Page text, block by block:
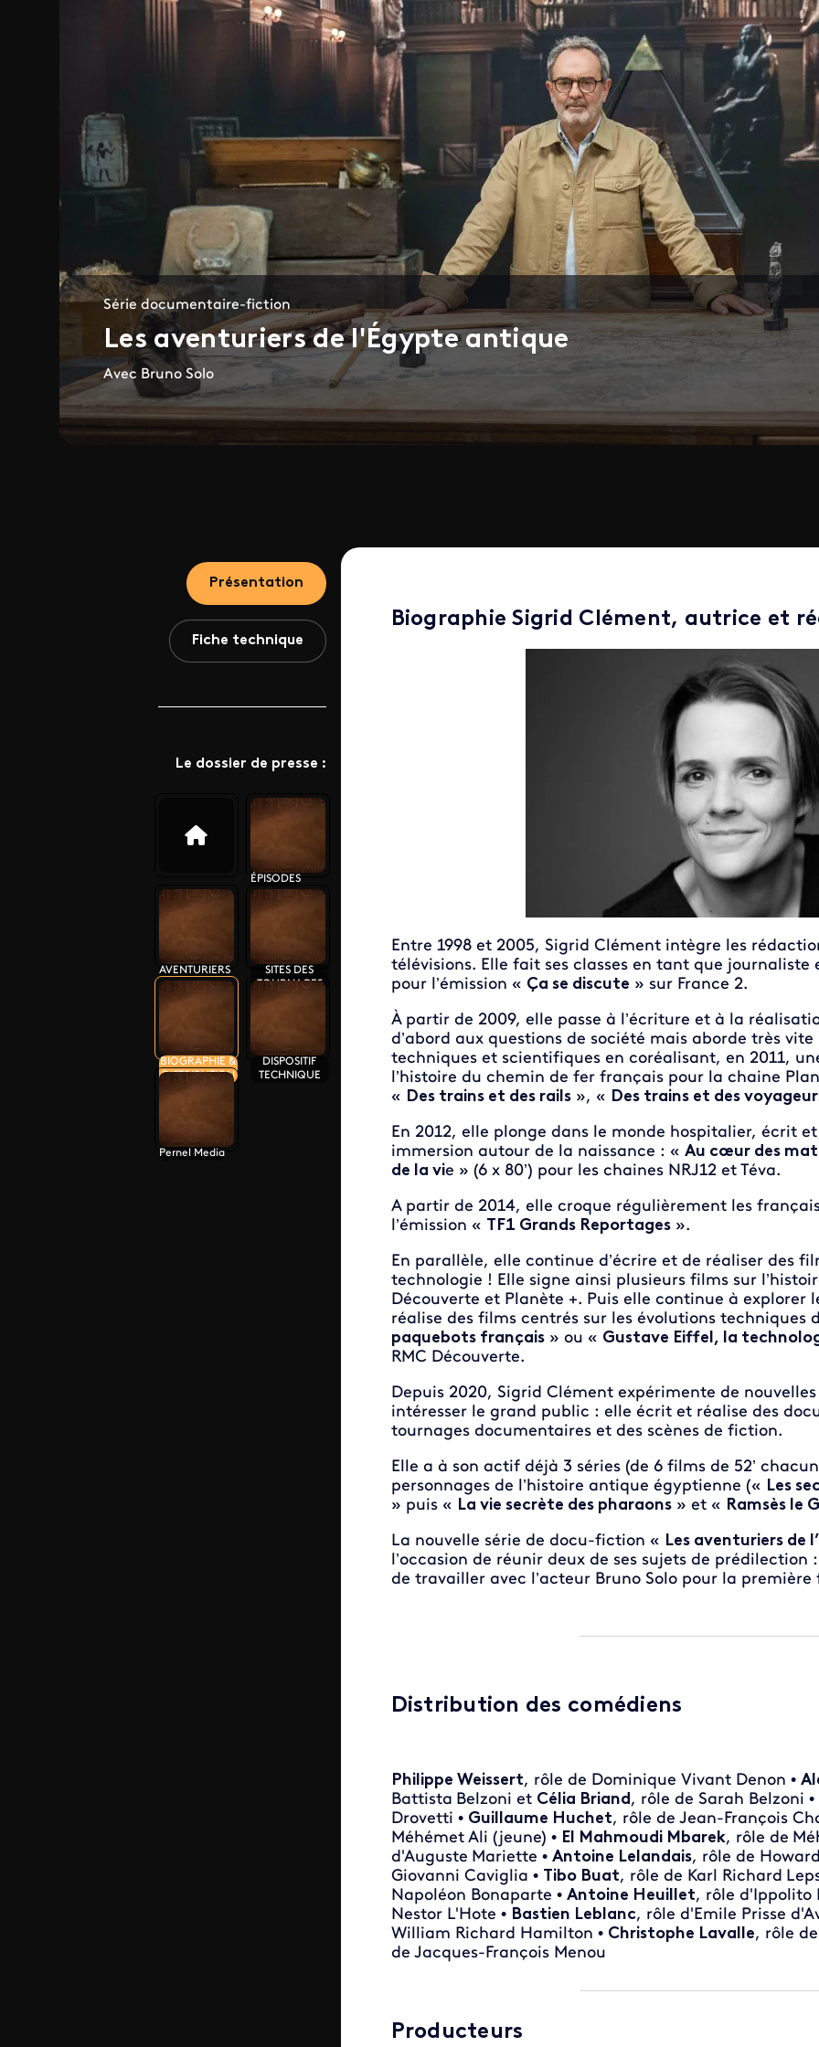
Série documentaire-fiction
Les aventuriers de l'Égypte antique
Avec Bruno Solo
Présentation
Fiche technique
Le dossier de presse :
ÉPISODES
AVENTURIERS
SITES DES
TOURNAGES
BIOGRAPHIE &
DISTRIBUTION
DISPOSITIF
TECHNIQUE
Pernel Media
Biographie Sigrid Clément, autrice et
Entre 1998 et 2005, Sigrid Clément intègre les
télévisions. Elle fait ses classes en tant que
pour l’émission « Ça se discute » sur France 2.
À partir de 2009, elle passe à l’écriture et à la
d’abord aux questions de société mais aborde très
techniques et scientifiques en coréalisant, en 2011,
l’histoire du chemin de fer français pour la chaine
« Des trains et des rails», « Des trains et des
En 2012, elle plonge dans le monde hospitalier, écrit
immersion autour de la naissance : « Au cœur des
de la vie » (6 x 80’) pour les chaines NRJ12 et Téva.
A partir de 2014, elle croque régulièrement les
l’émission « TF1 Grands Reportages».
En parallèle, elle continue d’écrire et de réaliser des
technologie ! Elle signe ainsi plusieurs films sur
Découverte et Planète +. Puis elle continue à explorer
réalise des films centrés sur les évolutions techniques
paquebots français» ou « Gustave Eiffel, la
RMC Découverte.
Depuis 2020, Sigrid Clément expérimente de
intéresser le grand public : elle écrit et réalise des
tournages documentaires et des scènes de fiction.
Elle a à son actif déjà 3 séries (de 6 films de 52’
personnages de l’histoire antique égyptienne (« Les
» puis « La vie secrète des pharaons» et « Ramsès le
La nouvelle série de docu-fiction « Les aventuriers de
l’occasion de réunir deux de ses sujets de prédilection
de travailler avec l’acteur Bruno Solo pour la première
Distribution des comédiens
Philippe Weissert, rôle de Dominique Vivant Denon •
Battista Belzoni et Célia Briand, rôle de Sarah Belzoni •
Drovetti • Guillaume Huchet, rôle de Jean-François
Méhémet Ali (jeune) • El Mahmoudi Mbarek, rôle de
d'Auguste Mariette • Antoine Lelandais, rôle de Howard
Giovanni Caviglia • Tibo Buat, rôle de Karl Richard
Napoléon Bonaparte • Antoine Heuillet, rôle d'Ippolito
Nestor L'Hote • Bastien Leblanc, rôle d'Emile Prisse
William Richard Hamilton • Christophe Lavalle, rôle
de Jacques-François Menou
Producteurs